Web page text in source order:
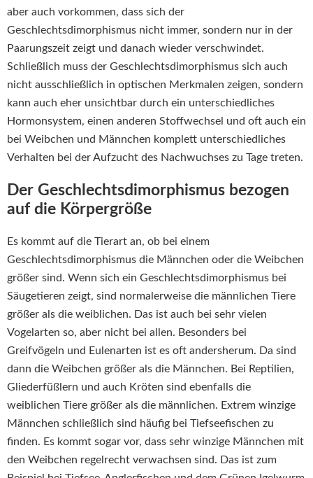
aber auch vorkommen, dass sich der
Geschlechtsdimorphismus nicht immer, sondern nur in der
Paarungszeit zeigt und danach wieder verschwindet.
Schließlich muss der Geschlechtsdimorphismus sich auch
nicht ausschließlich in optischen Merkmalen zeigen, sondern
kann auch eher unsichtbar durch ein unterschiedliches
Hormonsystem, einen anderen Stoffwechsel und oft auch ein
bei Weibchen und Männchen komplett unterschiedliches
Verhalten bei der Aufzucht des Nachwuchses zu Tage treten.
Der Geschlechtsdimorphismus bezogen
auf die Körpergröße
Es kommt auf die Tierart an, ob bei einem
Geschlechtsdimorphismus die Männchen oder die Weibchen
größer sind. Wenn sich ein Geschlechtsdimorphismus bei
Säugetieren zeigt, sind normalerweise die männlichen Tiere
größer als die weiblichen. Das ist auch bei sehr vielen
Vogelarten so, aber nicht bei allen. Besonders bei
Greifvögeln und Eulenarten ist es oft andersherum. Da sind
dann die Weibchen größer als die Männchen. Bei Reptilien,
Gliederfüßlern und auch Kröten sind ebenfalls die
weiblichen Tiere größer als die männlichen. Extrem winzige
Männchen schließlich sind häufig bei Tiefseefischen zu
finden. Es kommt sogar vor, dass sehr winzige Männchen mit
den Weibchen regelrecht verwachsen sind. Das ist zum